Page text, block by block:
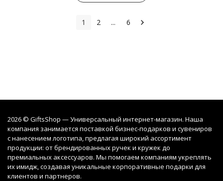
1 2 ... 6
2026 © GiftsShop — Универсальный интернет-магазин. Наша
компания занимается поставкой бизнес-подарков и сувениров
с нанесением логотипа, предлагая широкий ассортимент
продукции: от брендированных ручек и кружек до
премиальных аксессуаров. Мы помогаем компаниям укреплять
их имидж, создавая уникальные корпоративные подарки для
клиентов и партнеров.